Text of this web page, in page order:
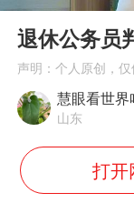
Play
退休公务员
声明：个人原创，
慧眼看世界
山东
打开